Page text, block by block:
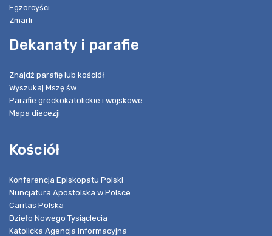
Egzorcyści
Zmarli
Dekanaty i parafie
Znajdź parafię lub kościół
Wyszukaj Mszę św.
Parafie greckokatolickie i wojskowe
Mapa diecezji
Kościół
Konferencja Episkopatu Polski
Nuncjatura Apostolska w Polsce
Caritas Polska
Dzieło Nowego Tysiąclecia
Katolicka Agencja Informacyjna